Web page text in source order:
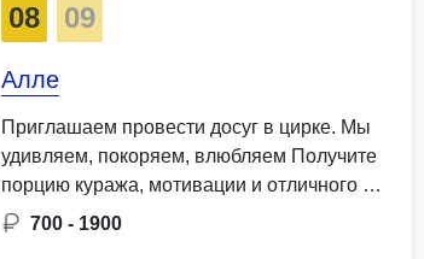
08 09
Алле
Приглашаем провести досуг в цирке. Мы
удивляем, покоряем, влюбляем Получите
порцию куража, мотивации и отличного …
700 - 1900